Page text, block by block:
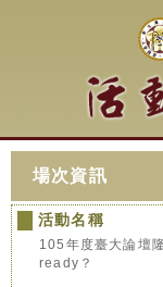
場次資訊
活動名稱
105年度臺大論壇
ready？